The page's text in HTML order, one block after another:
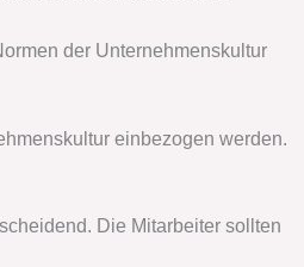
der Unternehmenskultur
einbezogen werden.
Die Mitarbeiter sollten